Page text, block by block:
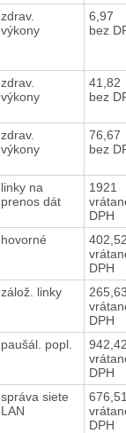
zdrav.
výkony
6,97
bez
zdrav.
výkony
41,82
bez
zdrav.
výkony
76,67
bez
linky na
prenos dát
1921
DPH
hovorné
402,52
DPH
zálož. linky
265,63
DPH
paušál. popl.
942,42
DPH
správa siete
LAN
676,51
DPH